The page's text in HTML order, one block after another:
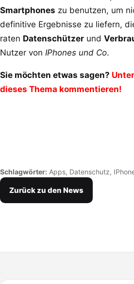
Smartphones zu benutzen, um
definitive Ergebnisse zu liefern,
raten Datenschützer und
Nutzer von IPhones und Co.
Sie möchten etwas sagen?
dieses Thema kommentieren!
Schlagwörter: Apps, Datenschutz,
Zurück zu den News